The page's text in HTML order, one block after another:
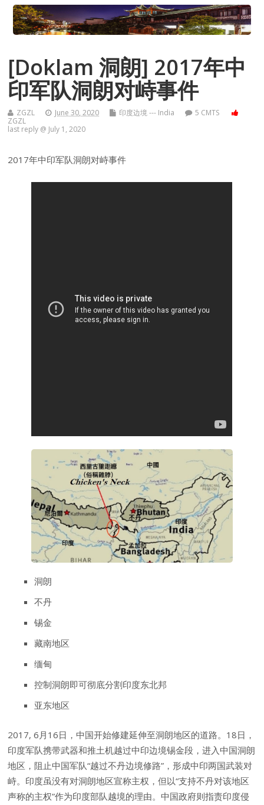
[Doklam 洞朗] 2017年中
印军队洞朗对峙事件
ZGZL June 30, 2020 印度边境 --- India
5 CMTS
ZGZL
last reply @ July 1, 2020
2017年中印军队洞朗对峙事件
洞朗
不丹
锡金
藏南地区
缅甸
控制洞朗即可彻底分割印度东北邦
亚东地区
2017, 6月16日，中国开始修建延伸至洞朗地区的道路。18日，
印度军队携带武器和推土机越过中印边境锡金段，进入中国洞朗
地区，阻止中国军队“越过不丹边境修路”，形成中印两国武装对
峙。印度虽没有对洞朗地区宣称主权，但以“支持不丹对该地区
声称的主权”作为印度部队越境的理由。中国政府则指责印度侵